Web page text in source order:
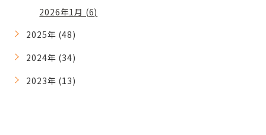
2026年1月 (6)
2025年 (48)
2024年 (34)
2023年 (13)